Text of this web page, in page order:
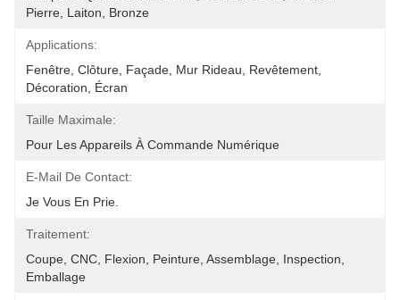
Pierre, Laiton, Bronze
Applications:
Fenêtre, Clôture, Façade, Mur Rideau, Revêtement,
Décoration, Écran
Taille Maximale:
Pour Les Appareils À Commande Numérique
E-Mail De Contact:
Je Vous En Prie.
Traitement:
Coupe, CNC, Flexion, Peinture, Assemblage, Inspection,
Emballage